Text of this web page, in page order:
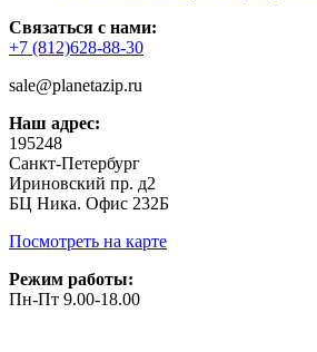
Связаться с нами:
+7 (812)628-88-30
sale@planetazip.ru
Наш адрес:
195248
Санкт-Петербург
Ириновский пр. д2
БЦ Ника. Офис 232Б
Посмотреть на карте
Режим работы:
Пн-Пт 9.00-18.00